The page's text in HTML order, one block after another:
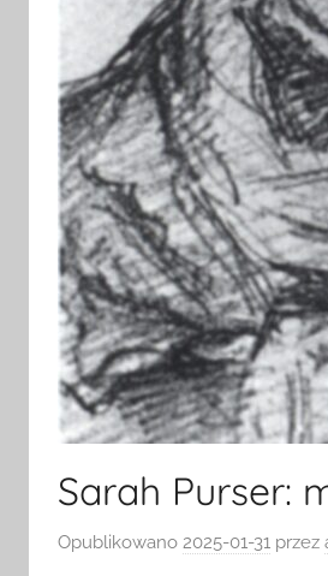
Sarah Purser:
Opublikowano 2025-01-31 przez